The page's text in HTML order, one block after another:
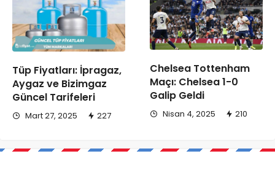
Tüp Fiyatları: İpragaz,
Aygaz ve Bizimgaz
Güncel Tarifeleri
Mart 27, 2025 227
Chelsea Tottenham
Maçı: Chelsea 1-0
Galip Geldi
Nisan 4, 2025 210